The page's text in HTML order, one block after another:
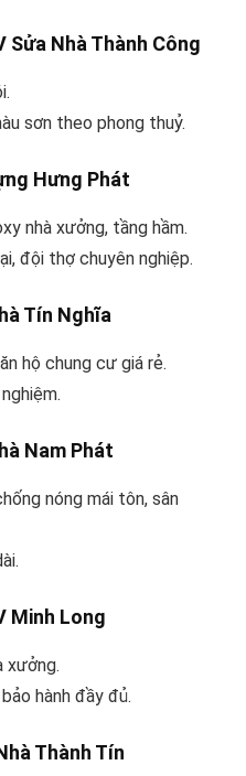
Sửa Nhà Thành Công
sơn theo phong thuỷ.
Hưng Phát
nhà xưởng, tầng hầm.
đội thợ chuyên nghiệp.
Tín Nghĩa
hộ chung cư giá rẻ.
Nam Phát
nóng mái tôn, sân
Minh Long
xưởng.
hành đầy đủ.
Thành Tín